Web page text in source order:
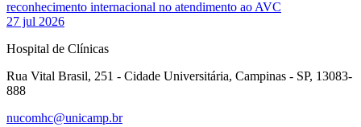
reconhecimento internacional no atendimento ao AVC
27 jul 2026
Hospital de Clínicas
Rua Vital Brasil, 251 - Cidade Universitária, Campinas - SP, 13083-
888
nucomhc@unicamp.br